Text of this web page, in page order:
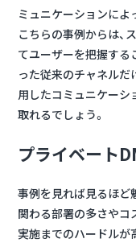
ミュニケーションによ
こちらの事例からは、
てユーザーを把握する
った従来のチャネル
用したコミュニケー
取れるでしょう。
プライベート
事例を見れば見るほど
関わる部署の多さやコ
実施までのハードルが